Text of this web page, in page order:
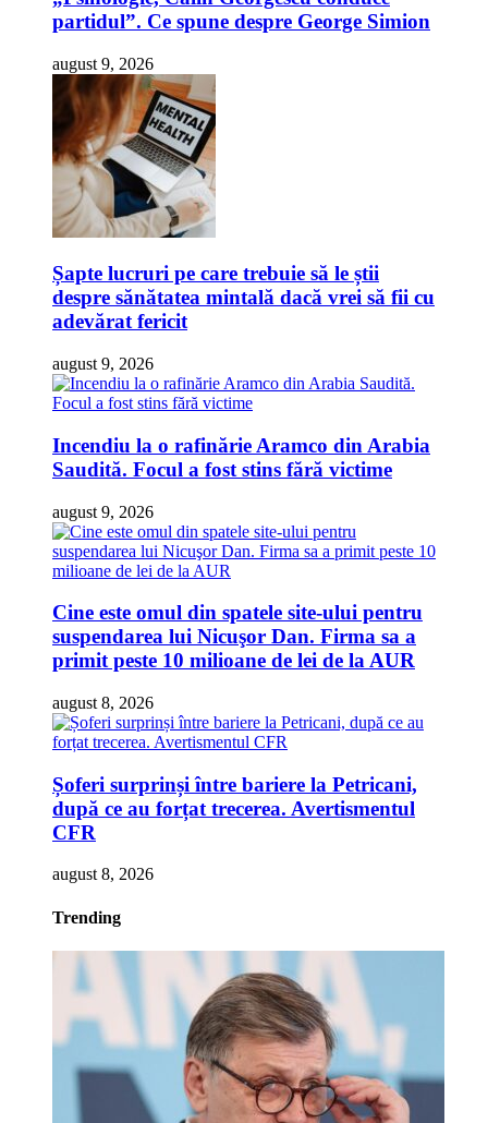
partidul”. Ce spune despre George Simion
august 9, 2026
Șapte lucruri pe care trebuie să le știi
despre sănătatea mintală dacă vrei să fii cu
adevărat fericit
august 9, 2026
Incendiu la o rafinărie Aramco din Arabia
Saudită. Focul a fost stins fără victime
august 9, 2026
Cine este omul din spatele site-ului pentru
suspendarea lui Nicuşor Dan. Firma sa a
primit peste 10 milioane de lei de la AUR
august 8, 2026
Șoferi surprinși între bariere la Petricani,
după ce au forțat trecerea. Avertismentul
CFR
august 8, 2026
Trending